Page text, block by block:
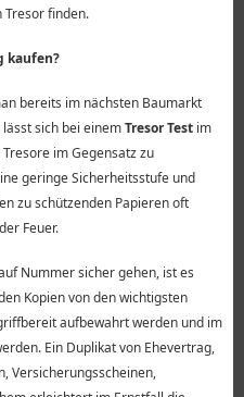
Tresor finden.
kaufen?
bereits im nächsten Baumarkt
sich bei einemTresor Testim
im Gegensatz zu
geringe Sicherheitsstufe und
zu schützenden Papieren oft
Feuer.
Nummer sicher gehen, ist es
Kopien von den wichtigsten
aufbewahrt werden und im
Ein Duplikat von Ehevertrag,
Versicherungsscheinen,